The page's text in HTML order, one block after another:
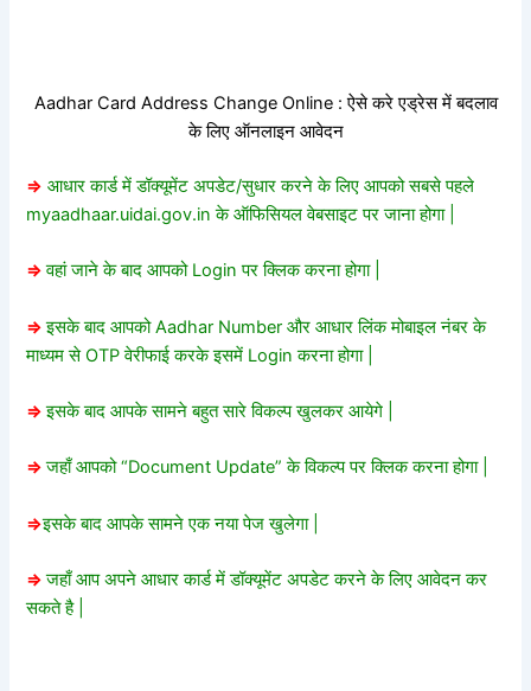
Aadhar Card Address Change Online : ऐसे करे एड्रेस में बदलाव
के लिए ऑनलाइन आवेदन
=> आधार कार्ड में डॉक्यूमेंट अपडेट/सुधार करने के लिए आपको सबसे पहले
myaadhaar.uidai.gov.in के ऑफिसियल वेबसाइट पर जाना होगा |
=>वहां जाने के बाद आपको Login पर क्लिक करना होगा |
=>इसके बाद आपको Aadhar Number और आधार लिंक मोबाइल नंबर के
माध्यम से OTP वेरीफाई करके इसमें Login करना होगा |
=>इसके बाद आपके सामने बहुत सारे विकल्प खुलकर आयेगे |
=>जहाँ आपको “Document Update” के विकल्प पर क्लिक करना होगा |
=>इसके बाद आपके सामने एक नया पेज खुलेगा |
=>जहाँ आप अपने आधार कार्ड में डॉक्यूमेंट अपडेट करने के लिए आवेदन कर
सकते है |